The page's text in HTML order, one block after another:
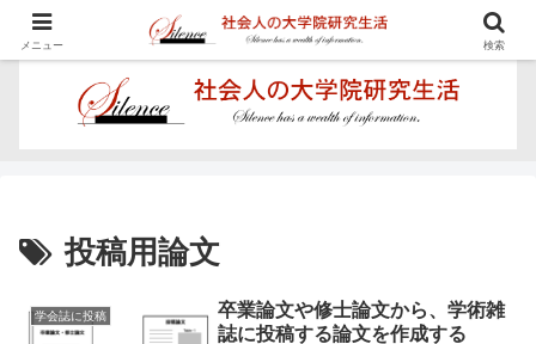
学びを楽しむ - Proposal for Acquiring Doctor's Degree -
投稿用論文
学会誌に投稿
卒業論文や修士論文から、学術雑
誌に投稿する論文を作成する
メニュー 検索